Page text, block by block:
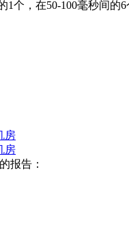
个，在50-100毫秒间的
房
房
的报告：